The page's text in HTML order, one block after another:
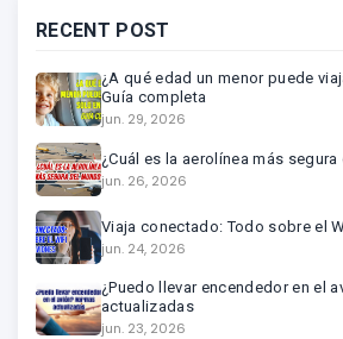
RECENT POST
¿A qué edad un menor puede
Guía completa
jun. 29, 2026
¿Cuál es la aerolínea más
jun. 26, 2026
Viaja conectado: Todo sobre el
jun. 24, 2026
¿Puedo llevar encendedor en el
actualizadas
jun. 23, 2026